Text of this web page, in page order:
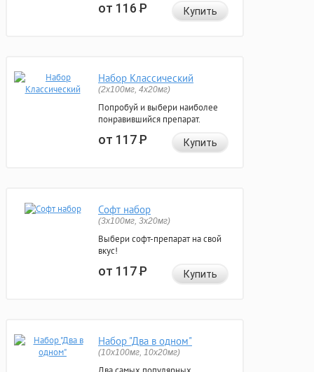
от 116Р Купить
Набор Классический
(2x100мг, 4x20мг)
Попробуй и выбери наиболее
понравившийся препарат.
от 117Р Купить
Софт набор
(3x100мг, 3x20мг)
Выбери софт-препарат на свой
вкус!
от 117Р Купить
Набор "Два в одном"
(10x100мг, 10x20мг)